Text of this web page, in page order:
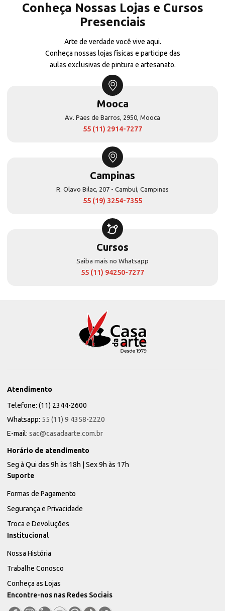
Conheça Nossas Lojas e Cursos
Presenciais
Arte de verdade você vive aqui.
Conheça nossas lojas físicas e participe das
aulas exclusivas de pintura e artesanato.
Mooca
Av. Paes de Barros, 2950, Mooca
55 (11) 2914-7277
Campinas
R. Olavo Bilac, 207 - Cambuí, Campinas
55 (19) 3254-7355
Cursos
Saiba mais no Whatsapp
55 (11) 94250-7277
Atendimento
Telefone: (11) 2344-2600
Whatsapp: 55 (11) 9 4358-2220
E-mail: sac@casadaarte.com.br
Horário de atendimento
Seg à Qui das 9h às 18h | Sex 9h às 17h
Suporte
Formas de Pagamento
Segurança e Privacidade
Troca e Devoluções
Institucional
Nossa História
Trabalhe Conosco
Conheça as Lojas
Encontre-nos nas Redes Sociais